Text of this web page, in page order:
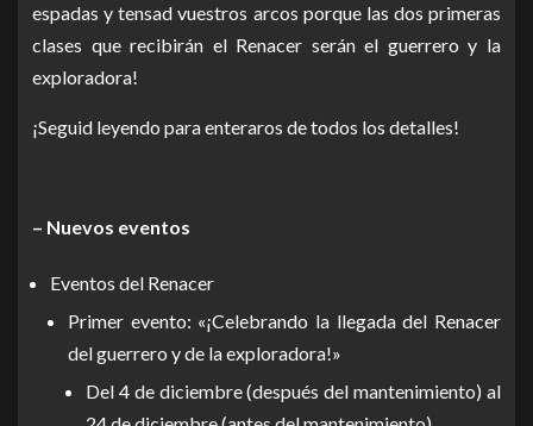
espadas y tensad vuestros arcos porque las dos primeras
clases que recibirán el Renacer serán el guerrero y la
exploradora!
¡Seguid leyendo para enteraros de todos los detalles!
– Nuevos eventos
Eventos del Renacer
Primer evento: «¡Celebrando la llegada del Renacer
del guerrero y de la exploradora!»
Del 4 de diciembre (después del mantenimiento) al